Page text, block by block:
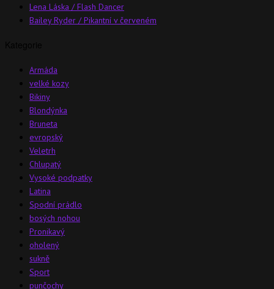
Lena Láska / Flash Dancer
Bailey Ryder / Pikantní v červeném
Armáda
velké kozy
Bikiny
Blondýnka
Bruneta
evropský
Veletrh
Chlupatý
Vysoké podpatky
Latina
Spodní prádlo
bosých nohou
Pronikavý
oholený
sukně
Sport
punčochy